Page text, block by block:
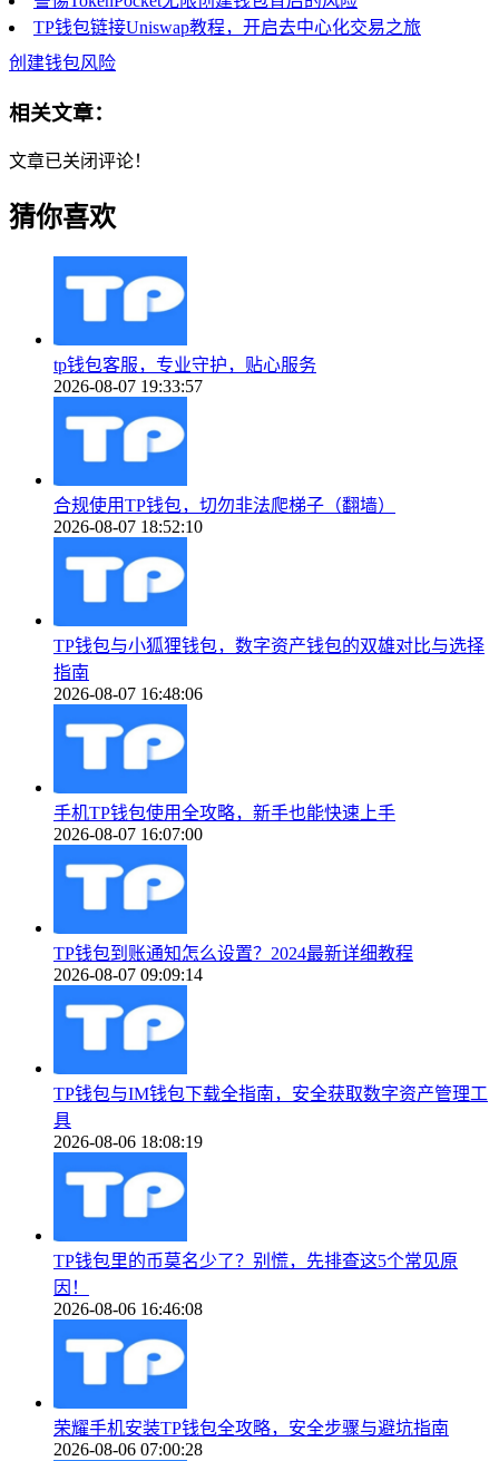
TP钱包链接Uniswap教程，开启去中心化交易之旅
创建钱包风险
相关文章：
文章已关闭评论！
猜你喜欢
tp钱包客服，专业守护，贴心服务
2026-08-07 19:33:57
合规使用TP钱包，切勿非法爬梯子（翻墙）
2026-08-07 18:52:10
TP钱包与小狐狸钱包，数字资产钱包的双雄对比与选择
指南
2026-08-07 16:48:06
手机TP钱包使用全攻略，新手也能快速上手
2026-08-07 16:07:00
TP钱包到账通知怎么设置？2024最新详细教程
2026-08-07 09:09:14
TP钱包与IM钱包下载全指南，安全获取数字资产管理工
具
2026-08-06 18:08:19
TP钱包里的币莫名少了？别慌，先排查这5个常见原
因！
2026-08-06 16:46:08
荣耀手机安装TP钱包全攻略，安全步骤与避坑指南
2026-08-06 07:00:28